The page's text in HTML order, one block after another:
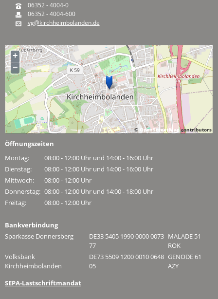
06352 - 4004-0
06352 - 4004-600
vg@kirchheimbolanden.de
+
−
© OpenStreetMapcontributors
Öffnungszeiten
Montag:
08:00 - 12:00 Uhr und 14:00 - 16:00 Uhr
Dienstag:
08:00 - 12:00 Uhr und 14:00 - 16:00 Uhr
Mittwoch:
08:00 - 12:00 Uhr
Donnerstag: 08:00 - 12:00 Uhr und 14:00 - 18:00 Uhr
Freitag:
08:00 - 12:00 Uhr
Bankverbindung
Sparkasse Donnersberg
DE33 5405 1990 0000 0073
77
MALADE 51
ROK
Volksbank
Kirchheimbolanden
DE73 5509 1200 0010 0648
05
GENODE 61
AZY
SEPA-Lastschriftmandat